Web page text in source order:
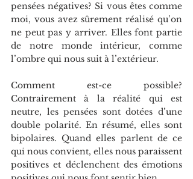
pensées négatives? Si vous êtes comme
moi, vous avez sûrement réalisé qu’on
ne peut pas y arriver. Elles font partie
de notre monde intérieur, comme
l’ombre qui nous suit à l’extérieur.
Comment est-ce possible?
Contrairement à la réalité qui est
neutre, les pensées sont dotées d’une
double polarité. En résumé, elles sont
bipolaires. Quand elles parlent de ce
qui nous convient, elles nous paraissent
positives et déclenchent des émotions